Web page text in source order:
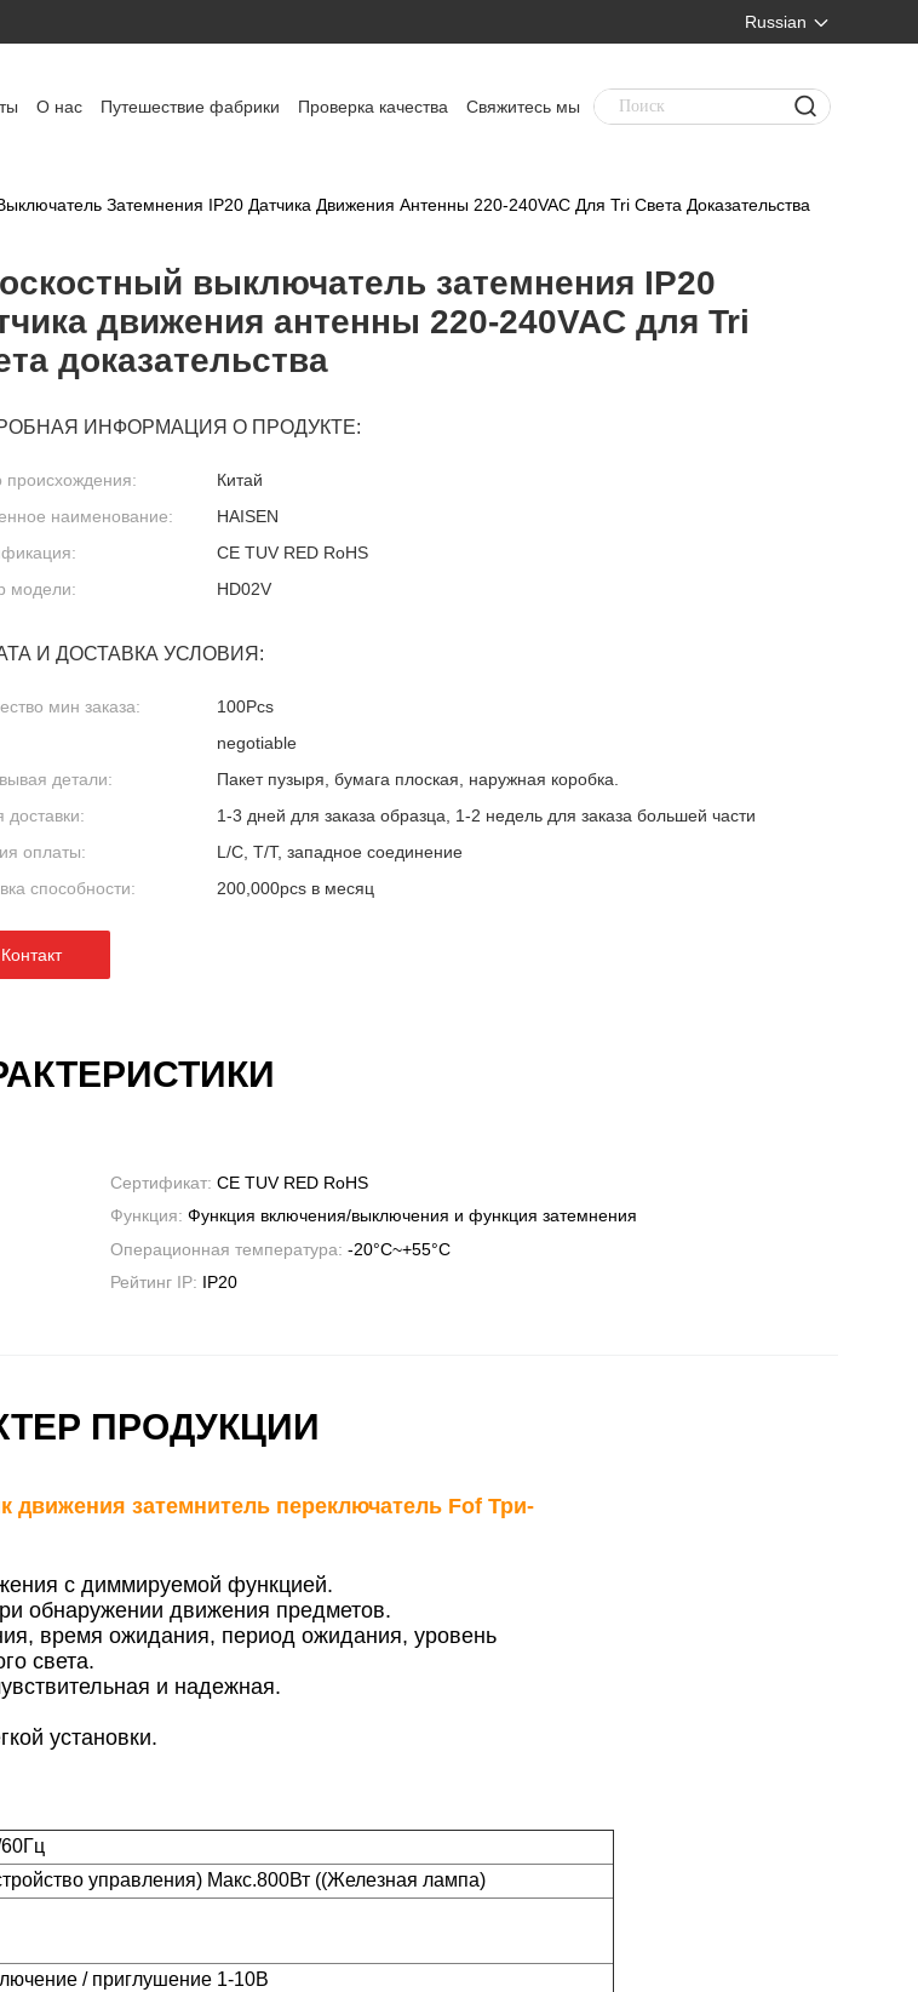
Russian
О нас Путешествие фабрики Проверка качества Свяжитесь мы
Затемнения IP20 Датчика Движения Антенны 220-240VAC Для Tri Света Доказательства
выключатель затемнения IP20
движения антенны 220-240VAC для Tri
доказательства
ИНФОРМАЦИЯ О ПРОДУКТЕ:
происхождения:
Китай
наименование:
HAISEN
CE TUV RED RoHS
модели:
HD02V
И ДОСТАВКА УСЛОВИЯ:
мин заказа:
100Pcs
negotiable
детали:
Пакет пузыря, бумага плоская, наружная коробка.
доставки:
1-3 дней для заказа образца, 1-2 недель для заказа большей части
оплаты:
L/C, T/T, западное соединение
способности:
200,000pcs в месяц
Контакт
Сертификат: CE TUV RED RoHS
Функция: Функция включения/выключения и функция затемнения
Операционная температура: -20°C~+55°C
Рейтинг IP: IP20
ПРОДУКЦИИ
движения затемнитель переключатель Fof Три-
с диммируемой функцией.
обнаружении движения предметов.
время ожидания, период ожидания, уровень
света.
и надежная.
установки.
управления) Макс.800Вт ((Железная лампа)
/ приглушение 1-10В